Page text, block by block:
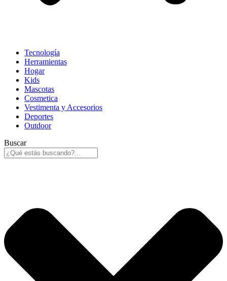
Tecnología
Herramientas
Hogar
Kids
Mascotas
Cosmetica
Vestimenta y Accesorios
Deportes
Outdoor
Buscar